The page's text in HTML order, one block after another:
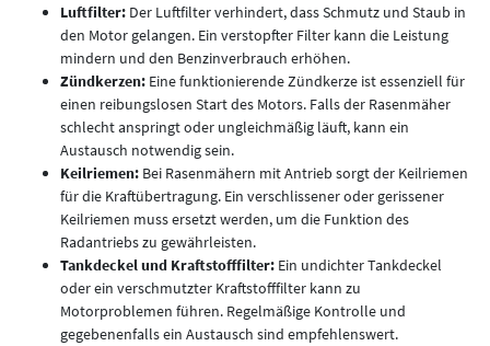
Luftfilter: Der Luftfilter verhindert, dass Schmutz und Staub in
den Motor gelangen. Ein verstopfter Filter kann die Leistung
mindern und den Benzinverbrauch erhöhen.
Zündkerzen: Eine funktionierende Zündkerze ist essenziell für
einen reibungslosen Start des Motors. Falls der Rasenmäher
schlecht anspringt oder ungleichmäßig läuft, kann ein
Austausch notwendig sein.
Keilriemen: Bei Rasenmähern mit Antrieb sorgt der Keilriemen
für die Kraftübertragung. Ein verschlissener oder gerissener
Keilriemen muss ersetzt werden, um die Funktion des
Radantriebs zu gewährleisten.
Tankdeckel und Kraftstofffilter: Ein undichter Tankdeckel
oder ein verschmutzter Kraftstofffilter kann zu
Motorproblemen führen. Regelmäßige Kontrolle und
gegebenenfalls ein Austausch sind empfehlenswert.